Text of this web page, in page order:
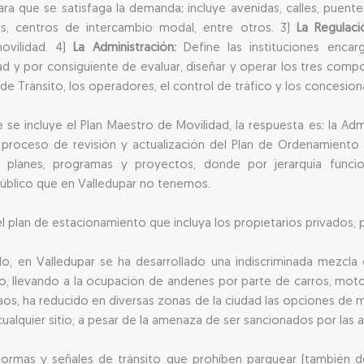
que se satisfaga la demanda; incluye avenidas, calles,
centros de intercambio modal, entre otros. 3)
La
4)
La Administración:Define las instituciones
y por consiguiente de evaluar, diseñar y operar los tres
Tránsito, los operadores, el control de tráfico y los
incluye el Plan Maestro de Movilidad, la respuesta es: la
de revisión y actualización del Plan de Ordenamiento
programas y proyectos, donde por jerarquía
que en Valledupar no tenemos.
plan de estacionamiento que incluya los propietarios
en Valledupar se ha desarrollado una indiscriminada
llevando a la ocupación de andenes por parte de carros,
ha reducido en diversas zonas de la ciudad las opciones de
sitio, a pesar de la amenaza de ser sancionados por las
y señales de tránsito que prohíben parquear (también